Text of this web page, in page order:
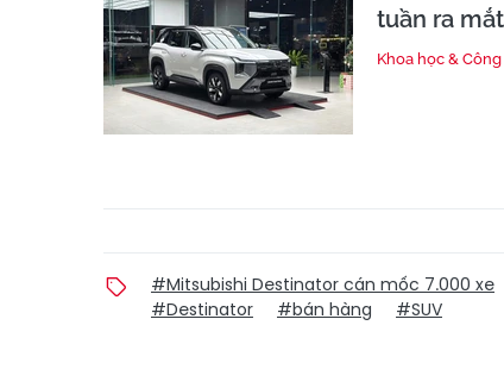
tuần ra mắt
Khoa học &
#Mitsubishi Destinator cán mốc 7.000 xe
#Destinator
#bán hàng #SUV